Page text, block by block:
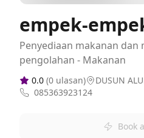
empek-
Penyediaan makanan dan
pengolahan - Makanan
0.0 (0 ulasan)
DUSUN
085363923124
Book